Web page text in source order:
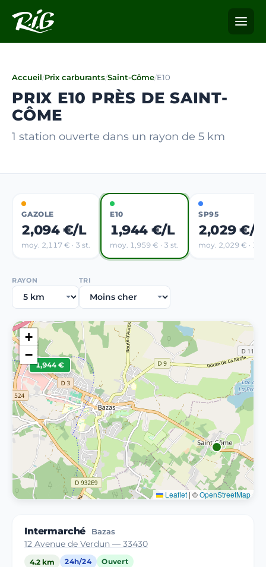
Accueil/Prix carburants/Saint-Côme/E10
PRIX E10 PRÈS DE SAINT-
CÔME
1 station ouverte dans un rayon de 5 km
GAZOLE
2,094 €/L
moy. 2,117 € · 3 st.
E10
1,944 €/L
moy. 1,959 € · 3 st.
SP95
2,029 €/L
moy. 2,029 € · 1
RAYON TRI
1,944 €
+
−
Leaflet | ©OpenStreetMap
Intermarché Bazas
12 Avenue de Verdun — 33430
4.2 km 24h/24 Ouvert